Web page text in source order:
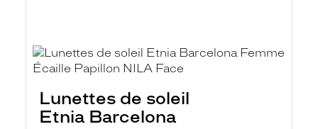
Lunettes de soleil
Etnia Barcelona